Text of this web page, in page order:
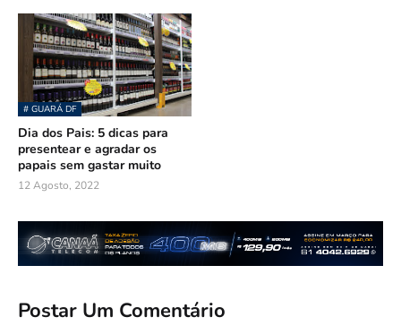
# GUARÁ DF
Dia dos Pais: 5 dicas para
presentear e agradar os
papais sem gastar muito
12 Agosto, 2022
Postar Um Comentário